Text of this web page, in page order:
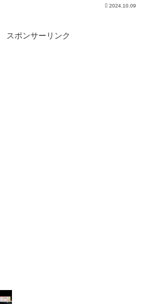
2024.10.09
スポンサーリンク